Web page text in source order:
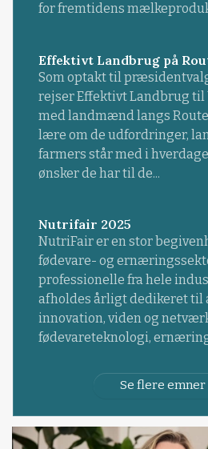
for fremtidens
Effektivt Landbrug på
Som optakt til
rejser Effektivt Landbrug til
med landmænd langs Route
lære om de udfordringer,
farmers står med i
ønsker de har til de...
Nutrifair 2025
NutriFair er en stor
fødevare- og
professionelle fra hele
afholdes årligt dedikeret til
innovation, viden og
fødevareteknologi, ernæring
Se flere